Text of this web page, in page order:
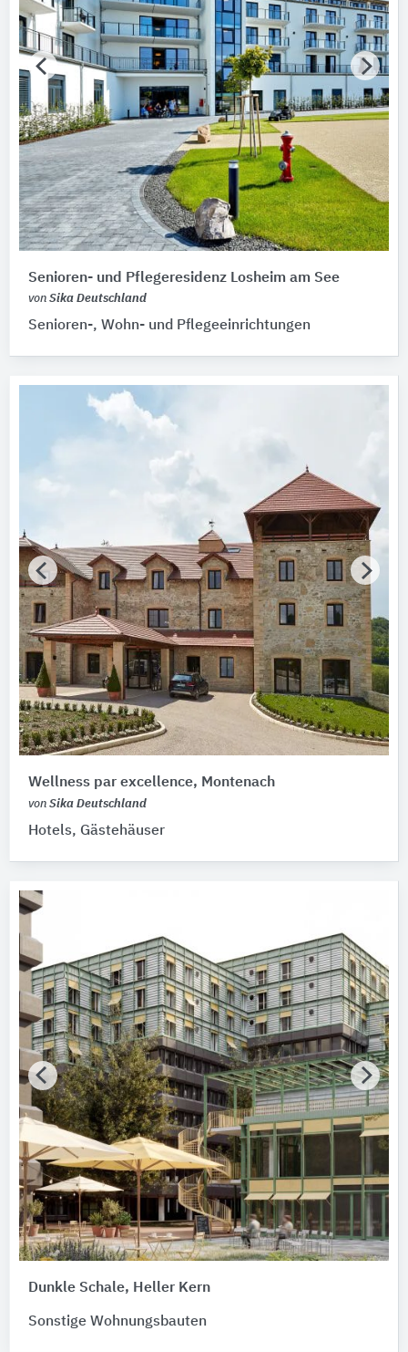
Senioren- und Pflegeresidenz Losheim am See
von Sika Deutschland
Senioren-, Wohn- und Pflegeeinrichtungen
Wellness par excellence, Montenach
von Sika Deutschland
Hotels, Gästehäuser
Dunkle Schale, Heller Kern
Sonstige Wohnungsbauten